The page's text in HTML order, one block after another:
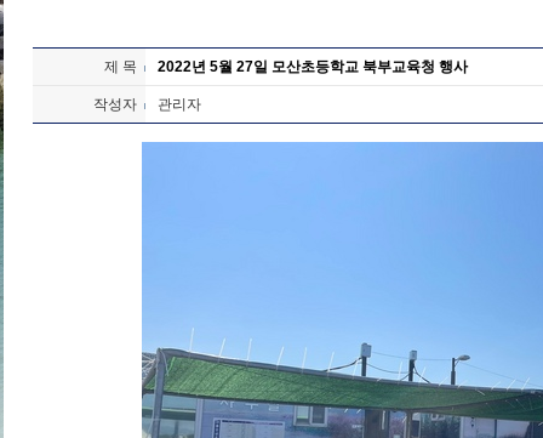
제 목 2022년 5월 27일 모산초등학교 북부교육청 행사
작성자 관리자